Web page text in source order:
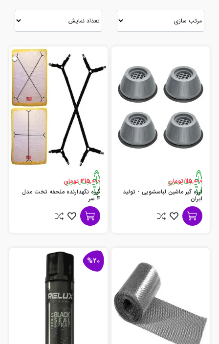
ارسال سریع115,000 تومان
لرزه گیر ماشین لباسشویی - تولید
ایران
ارسال سریع
315,000 تومان
گیره نگهدارنده ملحفه تخت مدل
4 سر
%20